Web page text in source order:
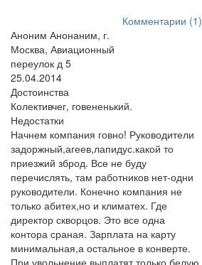
Комментарии (1)
Аноним Анонаним, г.
Москва, Авиационный
переулок д 5
25.04.2014
Достоинства
Колективчег, говененький.
Недостатки
Начнем компания говно! Руководители
задоржный,агеев,лапидус.какой то
приезжий зброд. Все не буду
перечислять, там работников нет-одни
руководители. Конечно компания не
только абитех,но и климатех. Где
директор скворцов. Это все одна
контора сраная. Зарплата на карту
минимальная,а остальное в конверте.
При увольнение выплатят только белую